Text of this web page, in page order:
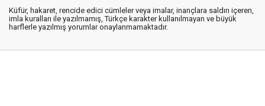
Küfür, hakaret, rencide edici cümleler veya imalar, inançlara saldırı içeren,
imla kuralları ile yazılmamış, Türkçe karakter kullanılmayan ve büyük
harflerle yazılmış yorumlar onaylanmamaktadır.